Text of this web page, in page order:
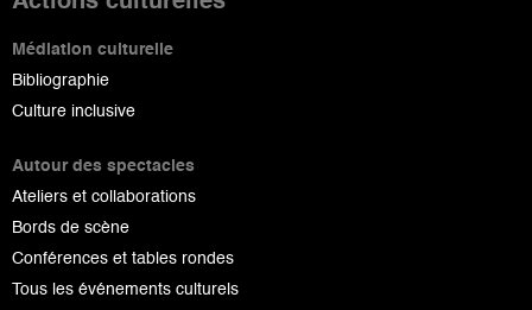
Médiation culturelle
Bibliographie
Culture inclusive
Autour des spectacles
Ateliers et collaborations
Bords de scène
Conférences et tables rondes
Tous les événements culturels